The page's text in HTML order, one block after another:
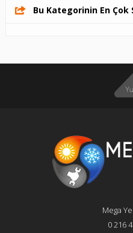
Bu Kategorinin En Çok
Mega
0 216